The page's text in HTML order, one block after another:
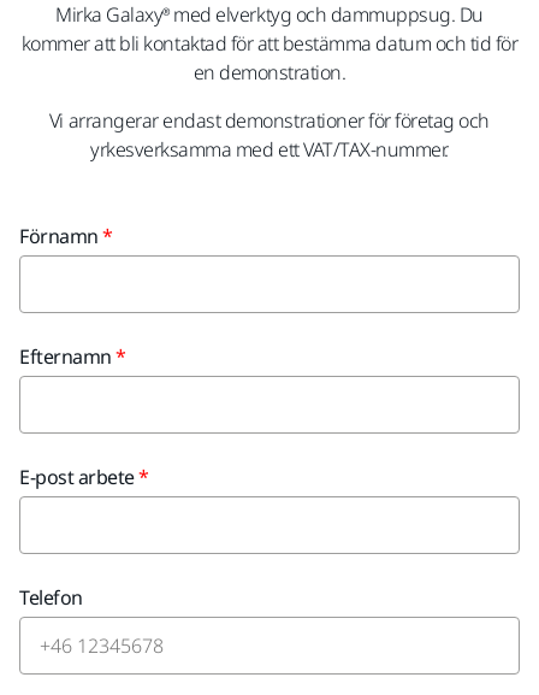
Mirka Galaxy® med elverktyg och dammuppsug. Du
kommer att bli kontaktad för att bestämma datum och tid för
en demonstration.
Vi arrangerar endast demonstrationer för företag och
yrkesverksamma med ett VAT/TAX-nummer.
Förnamn
Efternamn
E-post arbete
Telefon